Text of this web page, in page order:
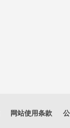
网站使用条款